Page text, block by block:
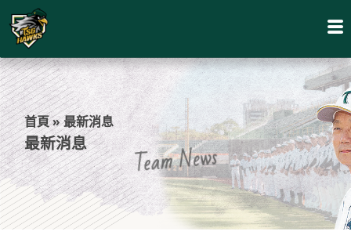
首頁»最新消息
最新消息 Team News